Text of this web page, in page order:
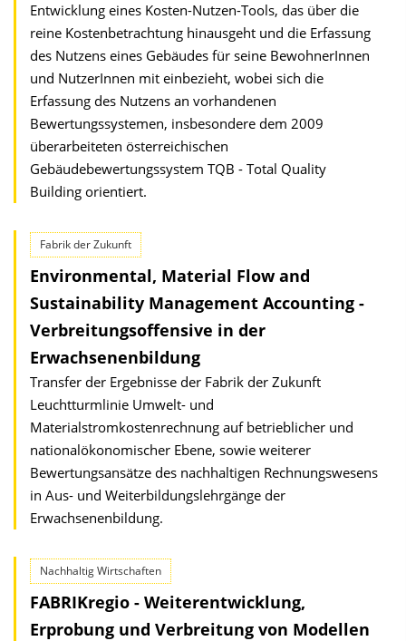
Entwicklung eines Kosten-Nutzen-Tools, das über die
reine Kostenbetrachtung hinausgeht und die Erfassung
des Nutzens eines Gebäudes für seine BewohnerInnen
und NutzerInnen mit einbezieht, wobei sich die
Erfassung des Nutzens an vorhandenen
Bewertungssystemen, insbesondere dem 2009
überarbeiteten österreichischen
Gebäudebewertungssystem TQB - Total Quality
Building orientiert.
Fabrik der Zukunft
Environmental, Material Flow and
Sustainability Management Accounting -
Verbreitungsoffensive in der
Erwachsenenbildung
Transfer der Ergebnisse der Fabrik der Zukunft
Leuchtturmlinie Umwelt- und
Materialstromkostenrechnung auf betrieblicher und
nationalökonomischer Ebene, sowie weiterer
Bewertungsansätze des nachhaltigen Rechnungswesens
in Aus- und Weiterbildungslehrgänge der
Erwachsenenbildung.
Nachhaltig Wirtschaften
FABRIKregio - Weiterentwicklung,
Erprobung und Verbreitung von Modellen